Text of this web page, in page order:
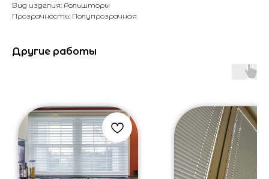
Вид изделия: Рольшторы
Прозрачность: Полупрозрачная
Другие работы